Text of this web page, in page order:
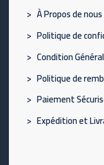
> À Propos de nous
> Politique de
> Condition
> Politique de
> Paiement
> Expédition et